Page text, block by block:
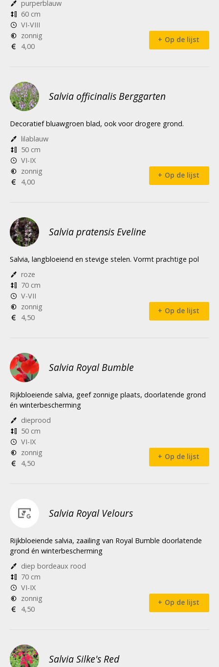
purperblauw
60 cm
VI-VIII
zonnig
4,00
Op de lijst
Salvia officinalis Berggarten
Decoratief bluawgroen blad, ook voor drogere grond.
lilablauw
50 cm
VI-IX
zonnig
4,00
Op de lijst
Salvia pratensis Eveline
Salvia, langbloeiend en stevige stelen. Vormt prachtige pol
roze
70 cm
V-VII
zonnig
4,50
Op de lijst
Salvia Royal Bumble
Rijkbloeiende salvia, geef zonnige plaats, doorlatende grond
én winterbescherming
dieprood
50 cm
VI-IX
zonnig
4,50
Op de lijst
Salvia Royal Velours
Rijkbloeiende salvia, zaailing van Royal Bumble doorlatende
grond én winterbescherming
diep bordeaux rood
70 cm
VI-IX
zonnig
4,50
Op de lijst
Salvia Silke's Red